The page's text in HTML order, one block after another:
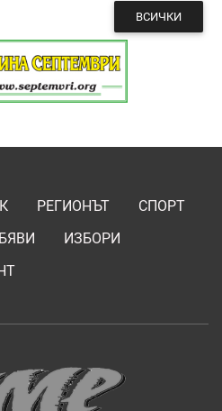
ВСИЧКИ
РЕГИОНЪТ
СПОРТ
ИЗБОРИ